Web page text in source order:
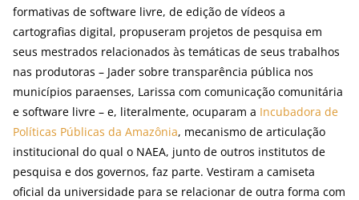
formativas de software livre, de edição de vídeos a
cartografias digital, propuseram projetos de pesquisa em
seus mestrados relacionados às temáticas de seus trabalhos
nas produtoras – Jader sobre transparência pública nos
municípios paraenses, Larissa com comunicação comunitária
e software livre – e, literalmente, ocuparam a Incubadora de
Políticas Públicas da Amazônia, mecanismo de articulação
institucional do qual o NAEA, junto de outros institutos de
pesquisa e dos governos, faz parte. Vestiram a camiseta
oficial da universidade para se relacionar de outra forma com